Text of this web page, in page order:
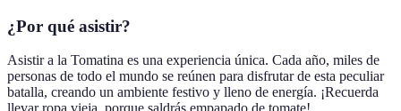
¿Por qué asistir?
Asistir a la Tomatina es una experiencia única. Cada año, miles de
personas de todo el mundo se reúnen para disfrutar de esta peculiar
batalla, creando un ambiente festivo y lleno de energía. ¡Recuerda